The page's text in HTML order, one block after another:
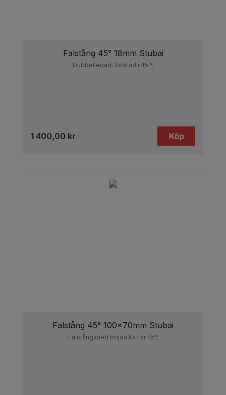
Falstång 45° 18mm Stubai
Dubbelledad. Vinklad i 45 °.
1 400,00 kr Köp
Falstång 45° 100x70mm Stubai
Falstång med böjda käftar 45°.